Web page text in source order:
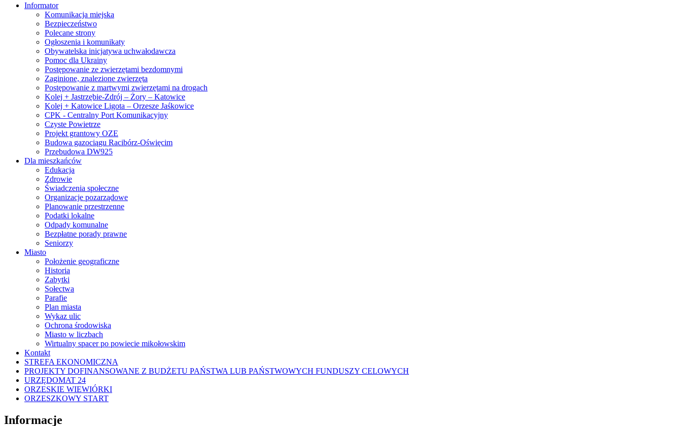
Informator
Komunikacja miejska
Bezpieczeństwo
Polecane strony
Ogłoszenia i komunikaty
Obywatelska inicjatywa uchwałodawcza
Pomoc dla Ukrainy
Postępowanie ze zwierzętami bezdomnymi
Zaginione, znalezione zwierzęta
Postępowanie z martwymi zwierzętami na drogach
Kolej + Jastrzębie-Zdrój – Żory – Katowice
Kolej + Katowice Ligota – Orzesze Jaśkowice
CPK - Centralny Port Komunikacyjny
Czyste Powietrze
Projekt grantowy OZE
Budowa gazociągu Racibórz-Oświęcim
Przebudowa DW925
Dla mieszkańców
Edukacja
Zdrowie
Świadczenia społeczne
Organizacje pozarządowe
Planowanie przestrzenne
Podatki lokalne
Odpady komunalne
Bezpłatne porady prawne
Seniorzy
Miasto
Położenie geograficzne
Historia
Zabytki
Sołectwa
Parafie
Plan miasta
Wykaz ulic
Ochrona środowiska
Miasto w liczbach
Wirtualny spacer po powiecie mikołowskim
Kontakt
STREFA EKONOMICZNA
PROJEKTY DOFINANSOWANE Z BUDŻETU PAŃSTWA LUB PAŃSTWOWYCH FUNDUSZY CELOWYCH
URZĘDOMAT 24
ORZESKIE WIEWIÓRKI
ORZESZKOWY START
Informacje